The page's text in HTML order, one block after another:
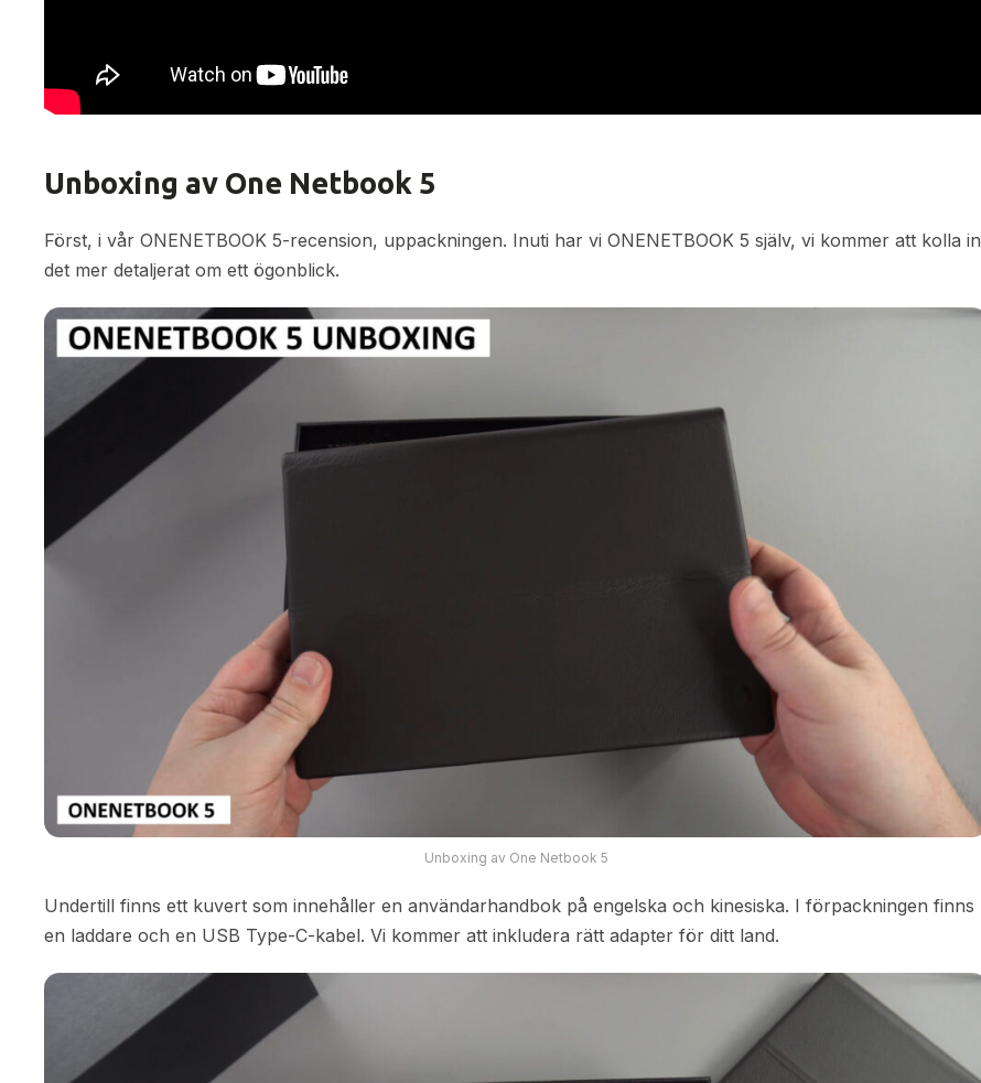
Unboxing av One Netbook 5
Först, i vår ONENETBOOK 5-recension, uppackningen. Inuti har vi ONENETBOOK 5 själv, vi kommer att kolla in
det mer detaljerat om ett ögonblick.
Unboxing av One Netbook 5
Undertill finns ett kuvert som innehåller en användarhandbok på engelska och kinesiska. I förpackningen finns
en laddare och en USB Type-C-kabel. Vi kommer att inkludera rätt adapter för ditt land.